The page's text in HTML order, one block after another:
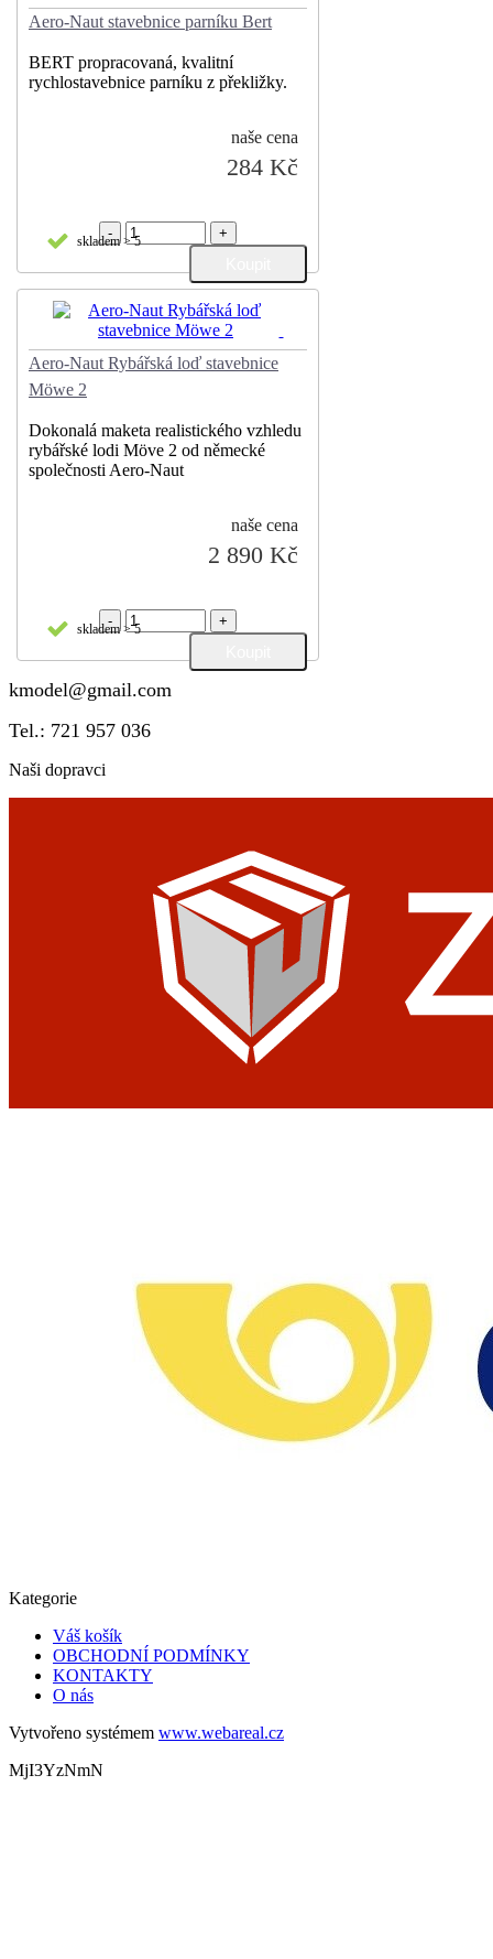
Aero-Naut stavebnice parníku Bert
BERT propracovaná, kvalitní
rychlostavebnice parníku z překližky.
naše cena
284 Kč
skladem > 5
- +
Aero-Naut Rybářská loď stavebnice
Möwe 2
Dokonalá maketa realistického vzhledu
rybářské lodi Möve 2 od německé
společnosti Aero-Naut
naše cena
2 890 Kč
skladem > 5
- +
kmodel@gmail.com
Tel.: 721 957 036
Naši dopravci
Kategorie
Váš košík
OBCHODNÍ PODMÍNKY
KONTAKTY
O nás
Vytvořeno systémem www.webareal.cz
MjI3YzNmN